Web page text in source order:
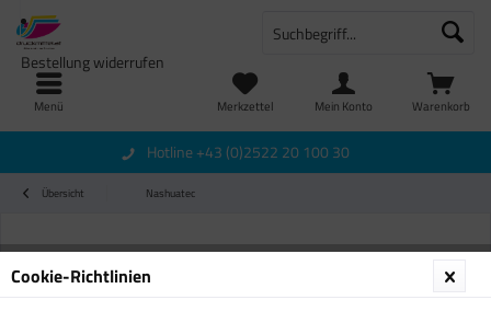
Menü Warenkorb
Merkzettel
Bestellung widerrufen
Mein Konto
Hotline +43 (0)2522 20 100 30
Übersicht Nashuatec
Cookie-Richtlinien